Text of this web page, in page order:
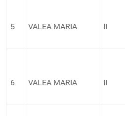
5 VALEA MARIA II
6 VALEA MARIA II